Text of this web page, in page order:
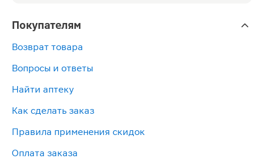
Покупателям
Возврат товара
Вопросы и ответы
Найти аптеку
Как сделать заказ
Правила применения скидок
Оплата заказа